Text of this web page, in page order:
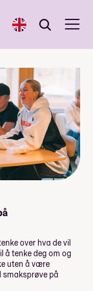
English Søk
Søk
over hva de vil
å tenke deg om og
uten å være
smaksprøve på